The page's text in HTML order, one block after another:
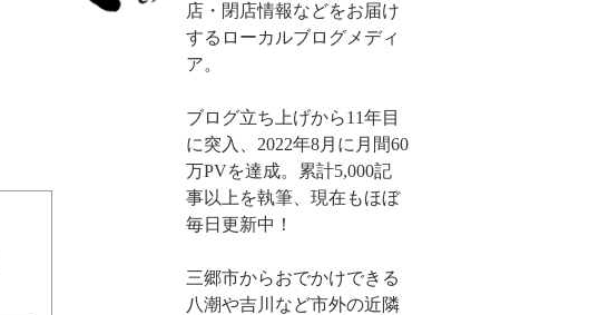
店・閉店情報などをお届け
するローカルブログメディ
ア。
ブログ立ち上げから11年目
に突入、2022年8月に月間60
万PVを達成。累計5,000記
事以上を執筆、現在もほぼ
毎日更新中！
三郷市からおでかけできる
八潮や吉川など市外の近隣